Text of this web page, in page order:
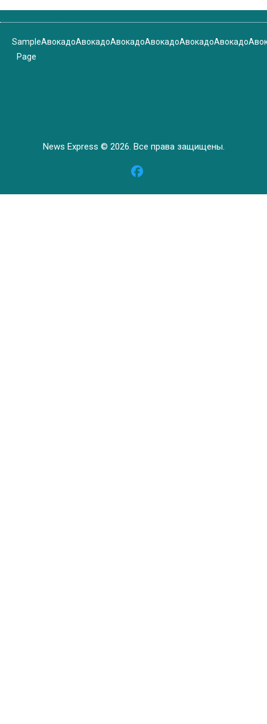
Sample
Page
АвокадоАвокадоАвокадоАвокадоАвокадоАвокадо
News Express © 2026. Все права защищены.